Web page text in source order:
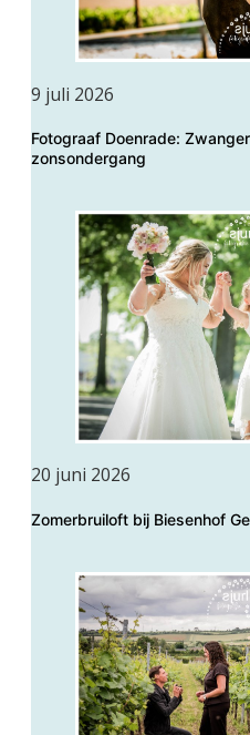
9 juli 2026
Fotograaf Doenrade:
zonsondergang
20 juni 2026
Zomerbruiloft bij Biesenhof